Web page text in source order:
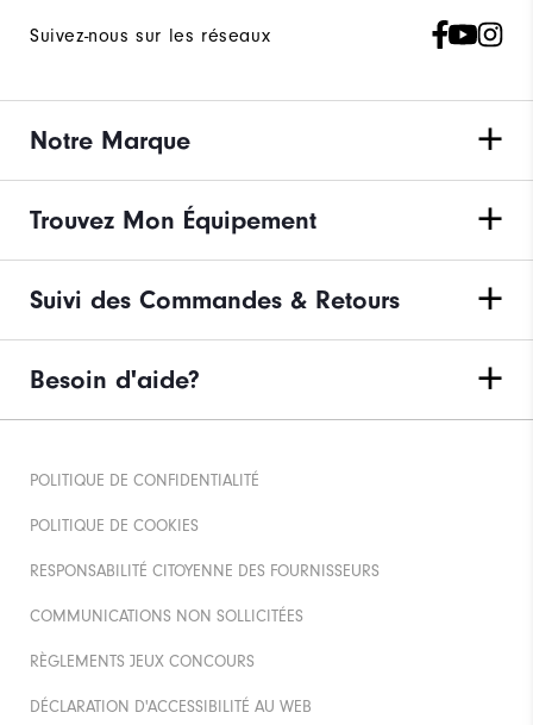
Suivez-nous sur les réseaux
Notre Marque
Trouvez Mon Équipement
Suivi des Commandes & Retours
Besoin d'aide?
POLITIQUE DE CONFIDENTIALITÉ
POLITIQUE DE COOKIES
RESPONSABILITÉ CITOYENNE DES FOURNISSEURS
COMMUNICATIONS NON SOLLICITÉES
RÈGLEMENTS JEUX CONCOURS
DÉCLARATION D'ACCESSIBILITÉ AU WEB